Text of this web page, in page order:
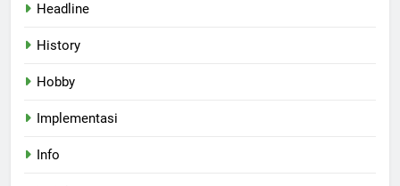
Headline
History
Hobby
Implementasi
Info